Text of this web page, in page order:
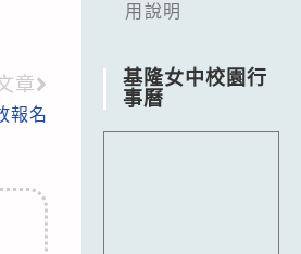
章
報名
用說明
基隆女中校園行
事曆